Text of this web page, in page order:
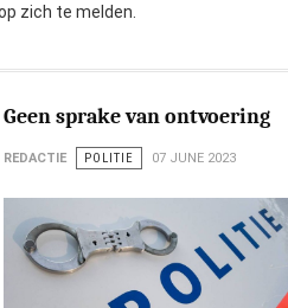
zich te melden.
Geen sprake van ontvoering
REDACTIE POLITIE 07 JUNE 2023